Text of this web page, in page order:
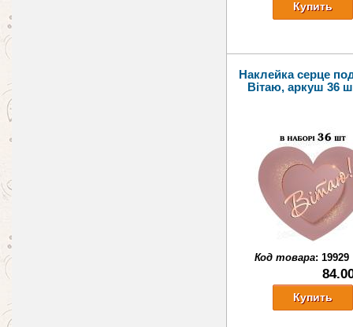
Наклейка серце
Вітаю, аркуш 36
Код товара:19929